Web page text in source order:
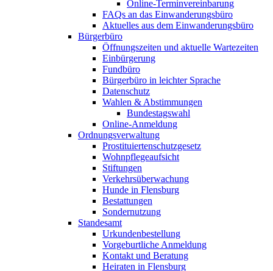
Online-Terminvereinbarung
FAQs an das Einwanderungsbüro
Aktuelles aus dem Einwanderungsbüro
Bürgerbüro
Öffnungszeiten und aktuelle Wartezeiten
Einbürgerung
Fundbüro
Bürgerbüro in leichter Sprache
Datenschutz
Wahlen & Abstimmungen
Bundestagswahl
Online-Anmeldung
Ordnungsverwaltung
Prostituiertenschutzgesetz
Wohnpflegeaufsicht
Stiftungen
Verkehrsüberwachung
Hunde in Flensburg
Bestattungen
Sondernutzung
Standesamt
Urkundenbestellung
Vorgeburtliche Anmeldung
Kontakt und Beratung
Heiraten in Flensburg